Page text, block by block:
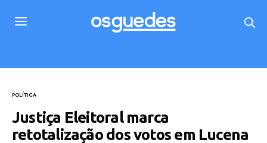
POLÍTICA
Justiça Eleitoral marca
retotalização dos votos em Lucena